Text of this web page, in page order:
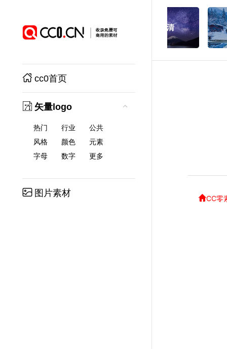
cc0首页
矢量logo
热门 行业
公共
风格
颜色
元素
字母
数字 更多
图片素材
CC零